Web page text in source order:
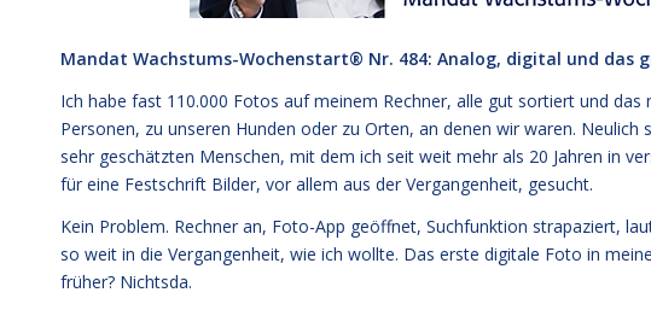
Mandat Wachstums-Wochenstart® Nr. 484: Analog, digital und das
Ich habe fast 110.000 Fotos auf meinem Rechner, alle gut sortiert und
Personen, zu unseren Hunden oder zu Orten, an denen wir waren.
sehr geschätzten Menschen, mit dem ich seit weit mehr als 20 Jahren in
für eine Festschrift Bilder, vor allem aus der Vergangenheit, gesucht.
Kein Problem. Rechner an, Foto-App geöffnet, Suchfunktion strapaziert,
so weit in die Vergangenheit, wie ich wollte. Das erste digitale Foto in
früher? Nichtsda.